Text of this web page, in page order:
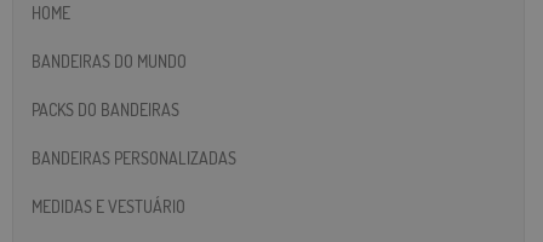
HOME
BANDEIRAS DO MUNDO
PACKS DO BANDEIRAS
BANDEIRAS PERSONALIZADAS
MEDIDAS E VESTUÁRIO